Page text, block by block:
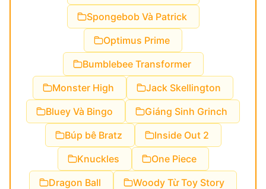
Spongebob Và Patrick
Optimus Prime
Bumblebee Transformer
Monster High
Jack Skellington
Bluey Và Bingo
Giáng Sinh Grinch
Búp bê Bratz
Inside Out 2
Knuckles
One Piece
Dragon Ball
Woody Từ Toy Story